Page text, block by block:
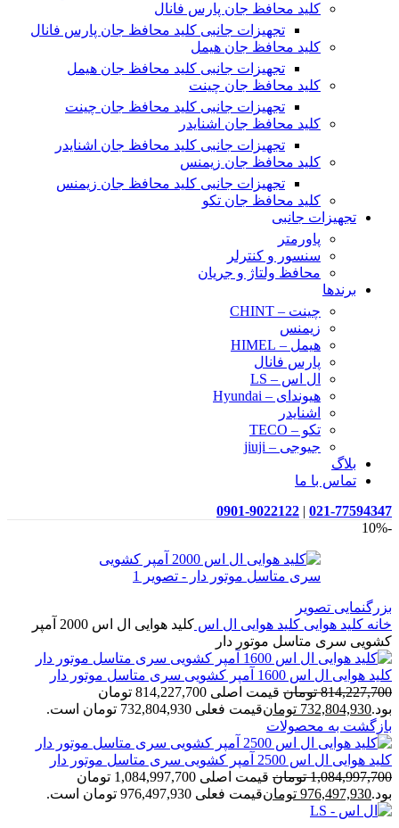
کلید محافظ جان پارس فانال
تجهیزات جانبی کلید محافظ جان پارس فانال
کلید محافظ جان هیمل
تجهیزات جانبی کلید محافظ جان هیمل
کلید محافظ جان چینت
تجهیزات جانبی کلید محافظ جان چینت
کلید محافظ جان اشنایدر
تجهیزات جانبی کلید محافظ جان اشنایدر
کلید محافظ جان زیمنس
تجهیزات جانبی کلید محافظ جان زیمنس
کلید محافظ جان تکو
تجهیزات جانبی
پاورمتر
سنسور و کنترلر
محافظ ولتاژ و‌ جریان
برندها
چینت – CHINT
زیمنس
هیمل – HIMEL
پارس فانال
ال اس – LS
هیوندای – Hyundai
اشنایدر
تکو – TECO
جیوجی – jiuji
بلاگ
تماس با ما
021-77594347
|
0901-9022122
-10%
بزرگنمایی تصویر
خانه کلید هوایی کلید هوایی ال اس
کلید هوایی ال اس 2000 آمپر
کشویی سری متاسل موتور دار
کلید هوایی ال اس 1600 آمپر کشویی سری متاسل موتور دار
814,227,700 تومان
قیمت اصلی 814,227,700 تومان
بود.732,804,930 تومانقیمت فعلی 732,804,930 تومان است.
بازگشت به محصولات
کلید هوایی ال اس 2500 آمپر کشویی سری متاسل موتور دار
1,084,997,700 تومان
قیمت اصلی 1,084,997,700 تومان
بود.976,497,930 تومانقیمت فعلی 976,497,930 تومان است.